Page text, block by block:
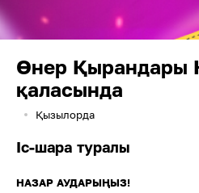
Өнер Қырандары
қаласында
Қызылорда
Іс-шара туралы
НАЗАР АУДАРЫҢЫЗ!